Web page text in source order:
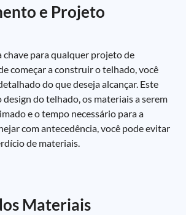
e Projeto
chave para qualquer projeto de
começar a construir o telhado, você
do que deseja alcançar. Este
do telhado, os materiais a serem
e o tempo necessário para a
com antecedência, você pode evitar
de materiais.
Materiais